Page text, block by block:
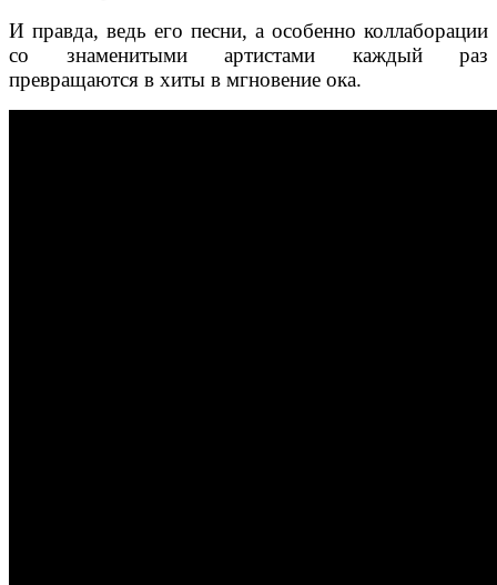
И правда, ведь его песни, а особенно коллаборации
со знаменитыми артистами каждый раз
превращаются в хиты в мгновение ока.